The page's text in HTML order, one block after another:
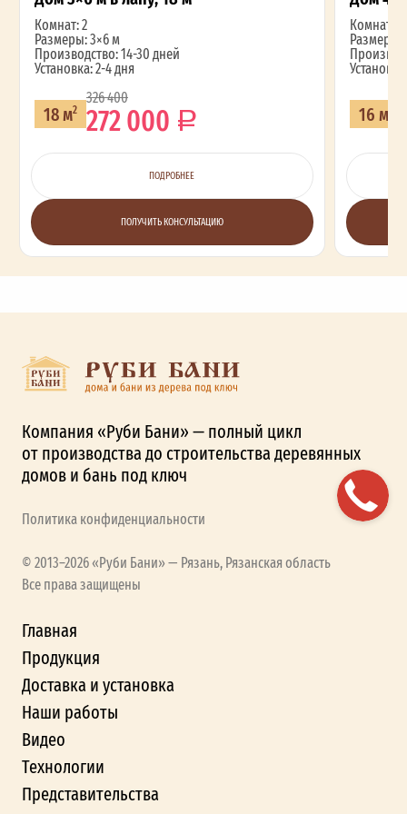
Комнат: 2
Размеры: 3×6 м
Производство: 14-30 дней
Установка: 2-4 дня
18 м2
326 400
272 000
ПОДРОБНЕЕ
ПОЛУЧИТЬ КОНСУЛЬТАЦИЮ
Комнат: 2
Размеры:
16 м
Компания «Руби Бани» — полный цикл
от производства до строительства деревянных
домов и бань под ключ
Политика конфиденциальности
© 2013–2026 «Руби Бани» — Рязань, Рязанская область
Все права защищены
Главная
Продукция
Доставка и установка
Наши работы
Видео
Технологии
Представительства